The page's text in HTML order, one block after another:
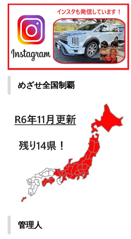
めざせ全国制覇
管理人